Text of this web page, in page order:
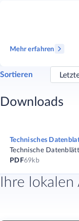
Mehr erfahren
Sortieren
Downloads
Technisches
Technische
PDF69kb
Ihre